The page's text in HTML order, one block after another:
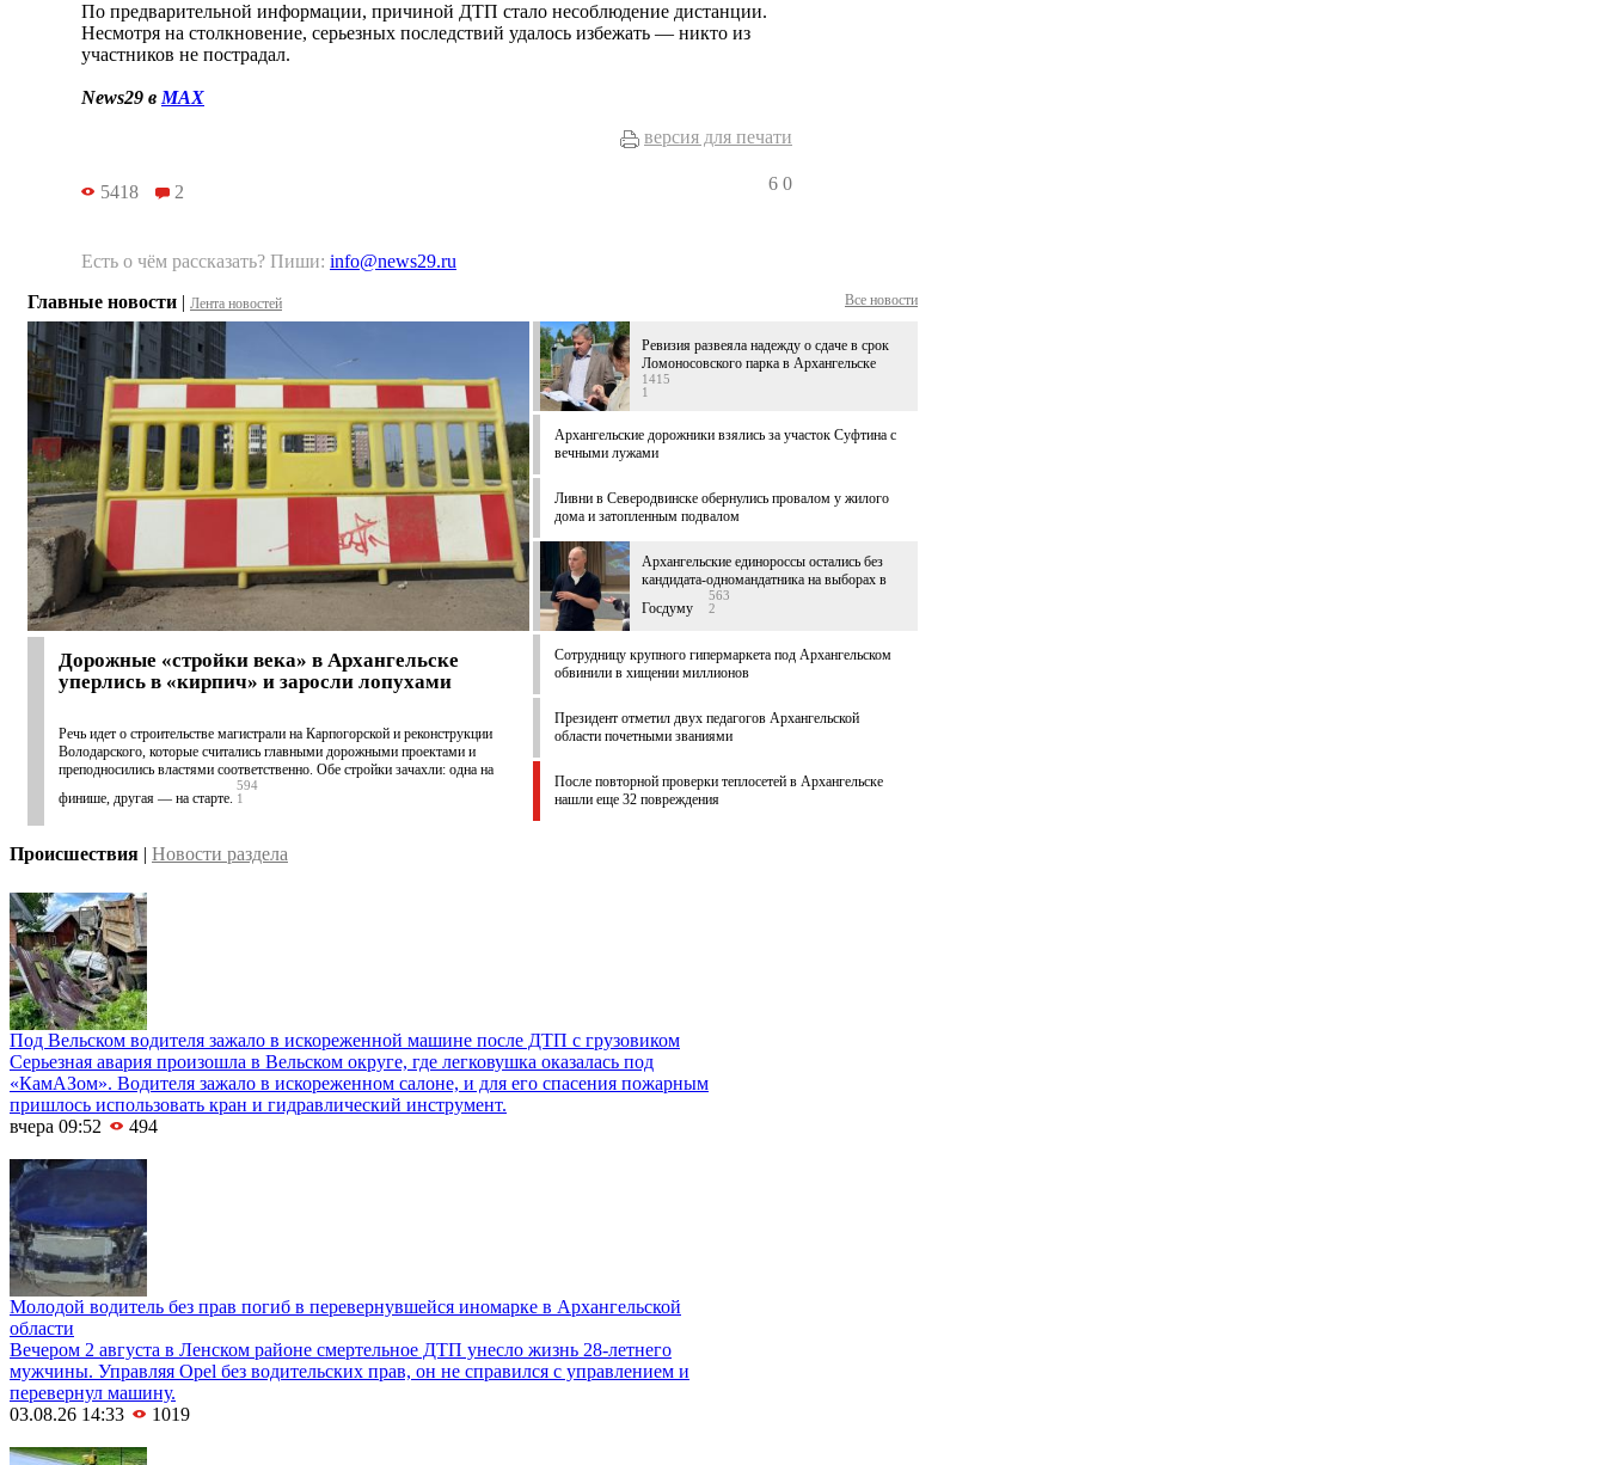
По предварительной информации, причиной ДТП стало несоблюдение дистанции.
Несмотря на столкновение, серьезных последствий удалось избежать — никто из
участников не пострадал.
News29 в MAX
версия для печати
5418 2 6 0
Есть о чём рассказать? Пиши: info@news29.ru
Главные новости | Лента новостей Все новости
Дорожные «стройки века» в Архангельске
уперлись в «кирпич» и заросли лопухами
Речь идет о строительстве магистрали на Карпогорской и реконструкции
Володарского, которые считались главными дорожными проектами и
преподносились властями соответственно. Обе стройки зачахли: одна на
финише, другая — на старте.
594
1
Ревизия развеяла надежду о сдаче в срок
Ломоносовского парка в Архангельске
1415
1
Архангельские дорожники взялись за участок Суфтина с
вечными лужами
Ливни в Северодвинске обернулись провалом у жилого
дома и затопленным подвалом
Архангельские единороссы остались без
кандидата-одномандатника на выборах в
Госдуму
563
2
Сотрудницу крупного гипермаркета под Архангельском
обвинили в хищении миллионов
Президент отметил двух педагогов Архангельской
области почетными званиями
После повторной проверки теплосетей в Архангельске
нашли еще 32 повреждения
Происшествия | Новости раздела
Под Вельском водителя зажало в искореженной машине после ДТП с грузовиком
Серьезная авария произошла в Вельском округе, где легковушка оказалась под
«КамАЗом». Водителя зажало в искореженном салоне, и для его спасения пожарным
пришлось использовать кран и гидравлический инструмент.
вчера 09:52
494
Молодой водитель без прав погиб в перевернувшейся иномарке в Архангельской
области
Вечером 2 августа в Ленском районе смертельное ДТП унесло жизнь 28-летнего
мужчины. Управляя Opel без водительских прав, он не справился с управлением и
перевернул машину.
03.08.26 14:33
1019